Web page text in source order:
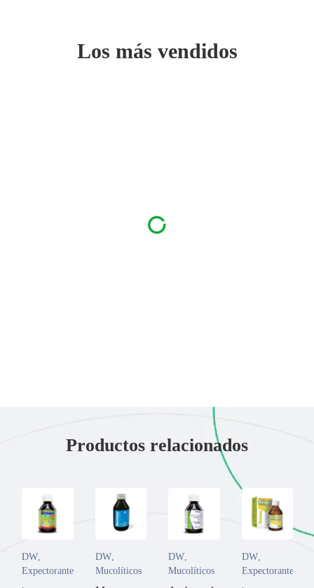
Los más vendidos
Productos relacionados
DW
Expectorante
DW,
Mucolíticos
DW
Mucolíticos
DW,
Expectorante